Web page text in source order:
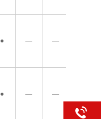
● — —
● — —